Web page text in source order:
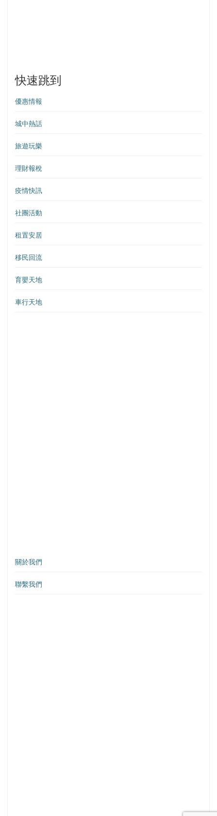
快速跳到
優惠情報
城中熱話
旅遊玩樂
理財報稅
疫情快訊
社團活動
租置安居
移民回流
育嬰天地
車行天地
關於我們
聯繫我們